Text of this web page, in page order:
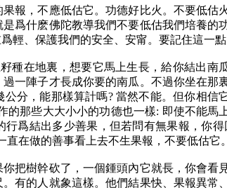
報，不應低估它。功德好比火。不要低估
爲什麽佛陀教導我們不要低估我們培養的
輕、保護我們的安全、安甯。要記住這一點
種在地裏，想要它馬上生長，給你結出南
一陣子才長成你要的南瓜。不過你坐在那
分，能那樣算計嗎? 當然不能。但你相信
的那些大大小小的功德也一樣: 即使不能馬
爲結出多少善果，但若問有無果報，你得
在做的善事看上去不生果報，不要低估它。
把樹幹砍了，一個鍾頭內它就長，你會看
有的人就象這樣。他們結果快、果報異常